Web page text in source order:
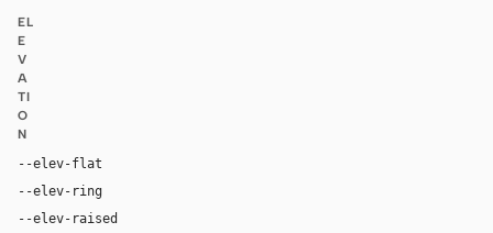
EL
E
V
A
TI
O
N
--elev-flat
--elev-ring
--elev-raised